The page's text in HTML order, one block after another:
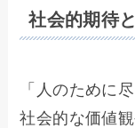
社会的期待
「人のために
社会的な価値